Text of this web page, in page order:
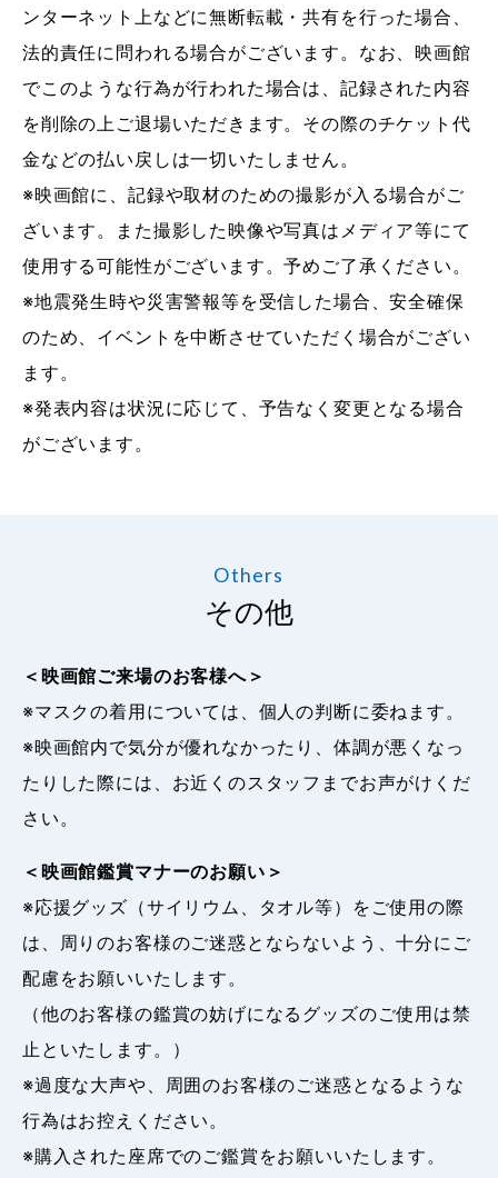
ンターネット上などに無断転載・共有を行った場合、
法的責任に問われる場合がございます。なお、映画館
でこのような行為が行われた場合は、記録された内容
を削除の上ご退場いただきます。その際のチケット代
金などの払い戻しは一切いたしません。
※映画館に、記録や取材のための撮影が入る場合がご
ざいます。また撮影した映像や写真はメディア等にて
使用する可能性がございます。予めご了承ください。
※地震発生時や災害警報等を受信した場合、安全確保
のため、イベントを中断させていただく場合がござい
ます。
※発表内容は状況に応じて、予告なく変更となる場合
がございます。
Others
その他
＜映画館ご来場のお客様へ＞
※マスクの着用については、個人の判断に委ねます。
※映画館内で気分が優れなかったり、体調が悪くなっ
たりした際には、お近くのスタッフまでお声がけくだ
さい。
＜映画館鑑賞マナーのお願い＞
※応援グッズ（サイリウム、タオル等）をご使用の際
は、周りのお客様のご迷惑とならないよう、十分にご
配慮をお願いいたします。
（他のお客様の鑑賞の妨げになるグッズのご使用は禁
止といたします。）
※過度な大声や、周囲のお客様のご迷惑となるような
行為はお控えください。
※購入された座席でのご鑑賞をお願いいたします。